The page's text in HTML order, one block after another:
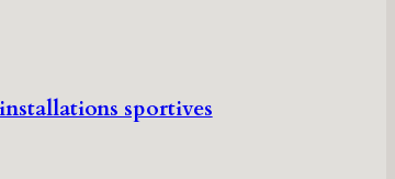
sportives